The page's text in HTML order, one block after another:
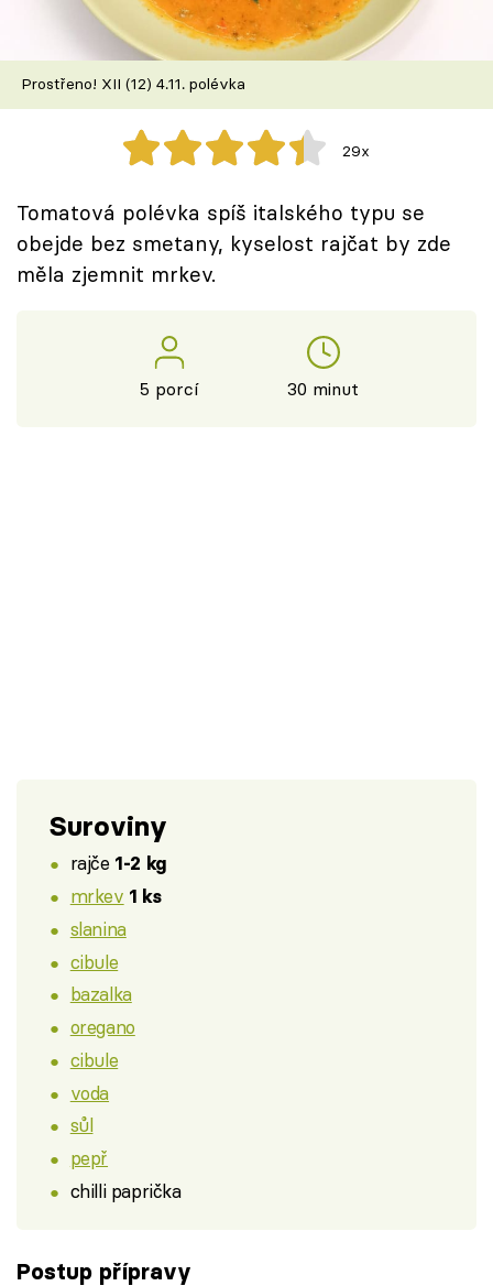
Škola vaření
Recepty z TV
Speciál: Cuketa
Sledujte prima+
Prostřeno! XII (12) 4.11. polévka
29x
Tomatová polévka spíš italského typu se
obejde bez smetany, kyselost rajčat by zde
měla zjemnit mrkev.
5 porcí 30 minut
Suroviny
rajče 1-2 kg
mrkev 1 ks
slanina
cibule
bazalka
oregano
cibule
voda
sůl
pepř
chilli paprička
Postup přípravy